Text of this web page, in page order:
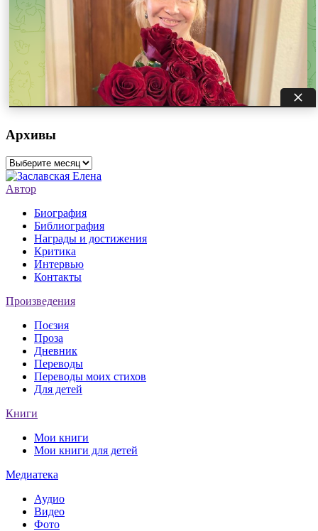
Архивы
Архивы
Автор
Биография
Библиография
Награды и достижения
Критика
Интервью
Контакты
Произведения
Поєзия
Проза
Дневник
Переводы
Переводы моих стихов
Для детей
Книги
Мои книги
Мои книги для детей
Медиатека
Аудио
Видео
Фото